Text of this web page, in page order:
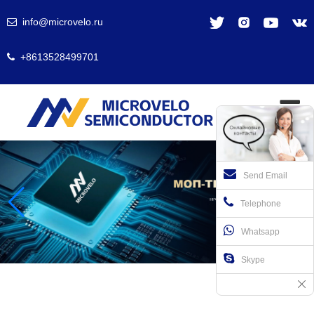
info@microvelo.ru
+8613528499701
Send Email
Telephone
Whatsapp
Skype